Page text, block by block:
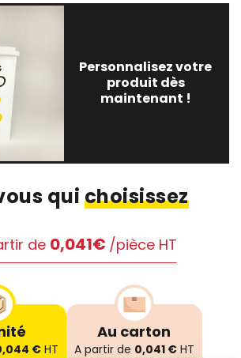
Personnalisez votre
produit dès
maintenant !
qui choisissez
€HT
de 0,041€ /pièce HT
Au carton
A partir de 0,041 €HT